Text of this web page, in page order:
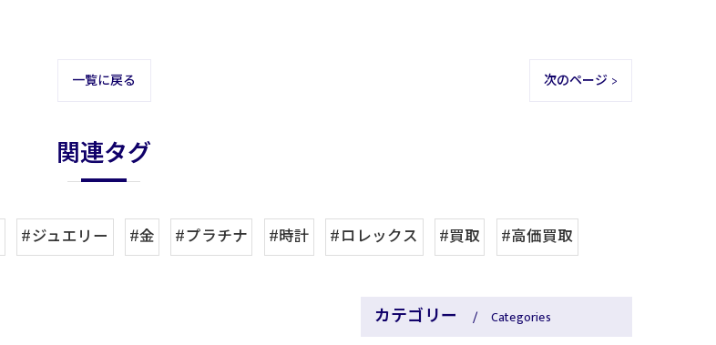
一覧に戻る 次のページ >
関連タグ
#ジュエリー #金 #プラチナ #時計 #ロレックス #買取 #高価買取
カテゴリー Categories